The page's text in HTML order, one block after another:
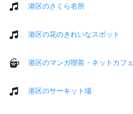
港区のさくら名所
港区の花のきれいなスポット
港区のマンガ喫茶・ネットカフェ
港区のサーキット場